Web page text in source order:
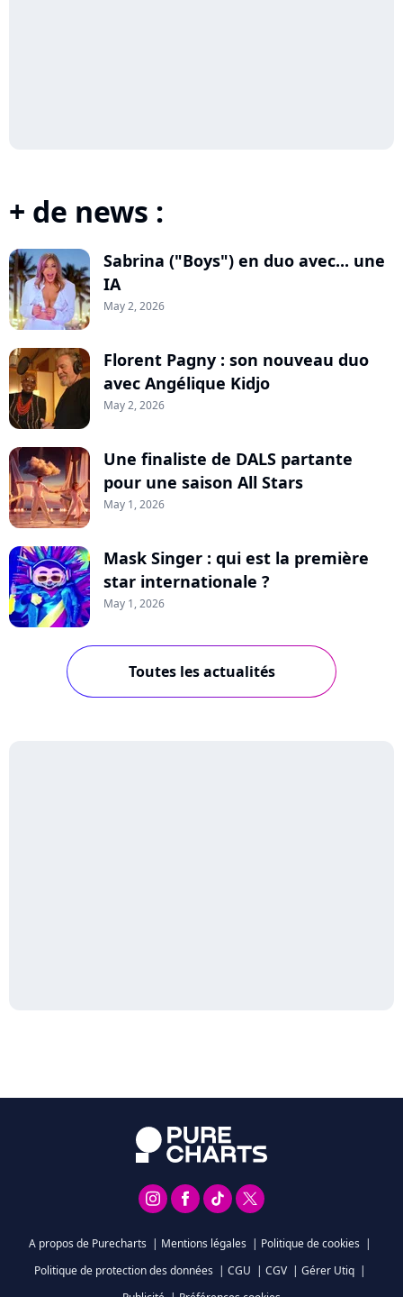
+ de news :
Sabrina ("Boys") en duo avec... une
IA
May 2, 2026
Florent Pagny : son nouveau duo
avec Angélique Kidjo
May 2, 2026
Une finaliste de DALS partante
pour une saison All Stars
May 1, 2026
Mask Singer : qui est la première
star internationale ?
May 1, 2026
Toutes les actualités
A propos de Purecharts | Mentions légales | Politique de cookies |
Politique de protection des données | CGU | CGV | Gérer Utiq |